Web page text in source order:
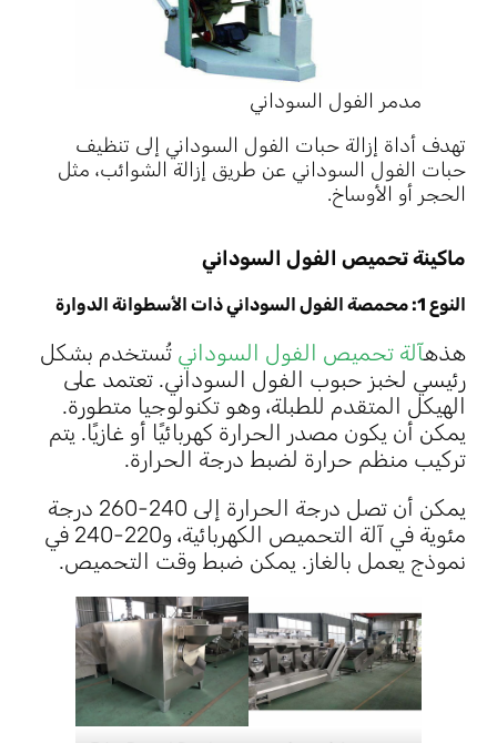
مدمر الفول السوداني
تهدف أداة إزالة حبات الفول السوداني إلى تنظيف
حبات الفول السوداني عن طريق إزالة الشوائب، مثل
الحجر أو الأوساخ.
ماكينة تحميص الفول السوداني
النوع 1: محمصة الفول السوداني ذات الأسطوانة الدوارة
هذهآلة تحميص الفول السوداني تُستخدم بشكل
رئيسي لخبز حبوب الفول السوداني. تعتمد على
الهيكل المتقدم للطبلة، وهو تكنولوجيا متطورة.
يمكن أن يكون مصدر الحرارة كهربائيًا أو غازيًا. يتم
تركيب منظم حرارة لضبط درجة الحرارة.
يمكن أن تصل درجة الحرارة إلى 240-260 درجة
مئوية في آلة التحميص الكهربائية، و220-240 في
نموذج يعمل بالغاز. يمكن ضبط وقت التحميص.